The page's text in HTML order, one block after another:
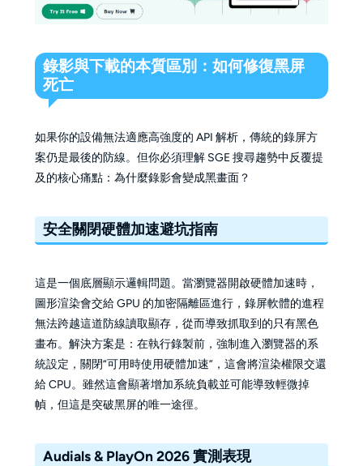
錄影與下載的本質區別：如何修復黑屏
死亡
如果你的設備無法適應高強度的 API 解析，傳統的錄屏方
案仍是最後的防線。但你必須理解 SGE 搜尋趨勢中反覆提
及的核心痛點：為什麼錄影會變成黑畫面？
安全關閉硬體加速避坑指南
這是一個底層顯示邏輯問題。當瀏覽器開啟硬體加速時，
圖形渲染會交給 GPU 的加密隔離區進行，錄屏軟體的進程
無法跨越這道防線讀取顯存，從而導致抓取到的只有黑色
畫布。解決方案是：在執行錄製前，強制進入瀏覽器的系
統設定，關閉“可用時使用硬體加速”，這會將渲染權限交還
給 CPU。雖然這會顯著增加系統負載並可能導致輕微掉
幀，但這是突破黑屏的唯一途徑。
Audials & PlayOn 2026 實測表現